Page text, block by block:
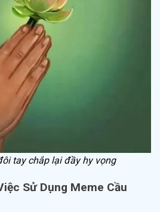
tay chắp lại đầy hy vọng
Sử Dụng Meme Cầu